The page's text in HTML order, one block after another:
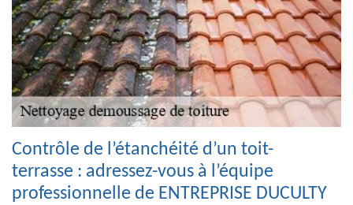
Contrôle de l’étanchéité d’un toit-
terrasse : adressez-vous à l’équipe
professionnelle de ENTREPRISE DUCULTY